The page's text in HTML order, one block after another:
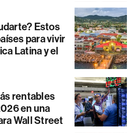
Estos
para vivir
Latina y el
rentables
en una
Wall Street